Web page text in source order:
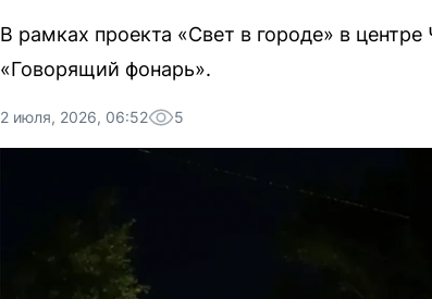
В рамках проекта «Свет в городе» в
«Говорящий фонарь».
2 июля, 2026, 06:52 5